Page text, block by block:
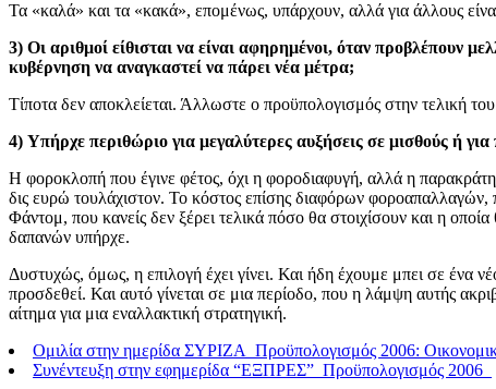
Τα «καλά» και τα «κακά», επομένως, υπάρχουν, αλλά για άλλους
3) Οι αριθμοί είθισται να είναι αφηρημένοι, όταν προβλέπουν
κυβέρνηση να αναγκαστεί να πάρει νέα μέτρα;
Τίποτα δεν αποκλείεται. Άλλωστε ο προϋπολογισμός στην τελική
4) Υπήρχε περιθώριο για μεγαλύτερες αυξήσεις σε μισθούς ή
Η φοροκλοπή που έγινε φέτος, όχι η φοροδιαφυγή, αλλά η
δις ευρώ τουλάχιστον. Το κόστος επίσης διαφόρων φοροαπαλλαγών,
Φάντομ, που κανείς δεν ξέρει τελικά πόσο θα στοιχίσουν και η
δαπανών υπήρχε.
Δυστυχώς, όμως, η επιλογή έχει γίνει. Και ήδη έχουμε μπει σε ένα
προσδεθεί. Και αυτό γίνεται σε μια περίοδο, που η λάμψη αυτής
αίτημα για μια εναλλακτική στρατηγική.
Ομιλία στην ημερίδα ΣΥΡΙΖΑ_Προϋπολογισμός 2006:
Συνέντευξη στην εφημερίδα “ΕΞΠΡΕΣ”_Προϋπολογισμός 2006_